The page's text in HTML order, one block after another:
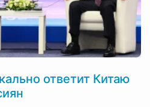
ответит Китаю